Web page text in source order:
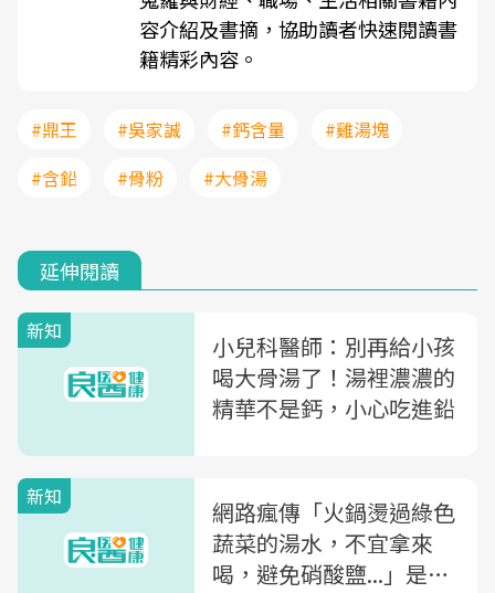
容介紹及書摘，協助讀者快速閱讀書
籍精彩內容。
#鼎王 #吳家誠 #鈣含量
#雞湯塊
#含鉛
#骨粉 #大骨湯
延伸閱讀
新知
小兒科醫師：別再給小孩
喝大骨湯了！湯裡濃濃的
精華不是鈣，小心吃進鉛
新知
網路瘋傳「火鍋燙過綠色
蔬菜的湯水，不宜拿來
喝，避免硝酸鹽...」是真